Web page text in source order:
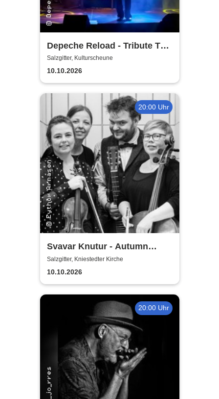
Depeche Reload - Tribute To
Depeche Mode
Salzgitter, Kulturscheune
10.10.2026
20:00 Uhr
Svavar Knutur - Autumn
String Trio Tour
Salzgitter, Kniestedter Kirche
10.10.2026
20:00 Uhr